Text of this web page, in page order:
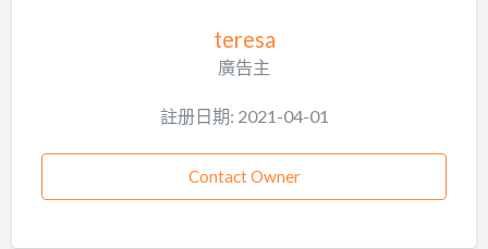
teresa
廣告主
註册日期: 2021-04-01
Contact Owner